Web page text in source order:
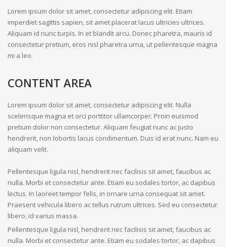
Lorem ipsum dolor sit amet, consectetur adipiscing elit. Etiam
imperdiet sagittis sapien, sit amet placerat lacus ultricies ultrices.
Aliquam id nunc turpis. In et blandit arcu. Donec pharetra, mauris id
consectetur pretium, eros nisl pharetra urna, ut pellentesque magna
mi a leo.
CONTENT AREA
Lorem ipsum dolor sit amet, consectetur adipiscing elit. Nulla
scelerisque magna et orci porttitor ullamcorper. Proin euismod
pretium dolor non consectetur. Aliquam feugiat nunc ac justo
hendrerit, non lobortis lacus condimentum. Duis id erat nunc. Nam eu
aliquam velit.
Pellentesque ligula nisl, hendrerit nec facilisis sit amet, faucibus ac
nulla. Morbi et consectetur ante. Etiam eu sodales tortor, ac dapibus
lectus. In laoreet tempor felis, in ornare urna consequat sit amet.
Praesent vehicula libero ac tellus rutrum ultrices. Sed eu consectetur
libero, id varius massa.
Pellentesque ligula nisl, hendrerit nec facilisis sit amet, faucibus ac
nulla. Morbi et consectetur ante. Etiam eu sodales tortor, ac dapibus